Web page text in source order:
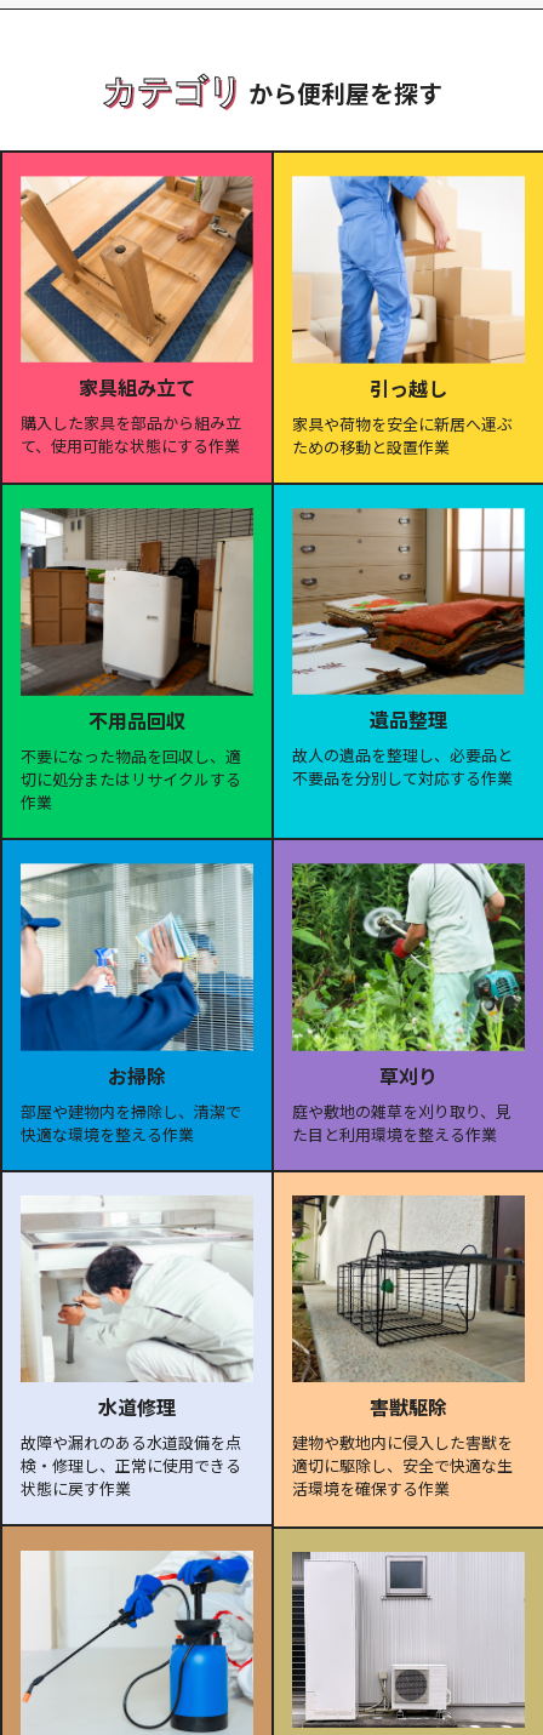
カテゴリ から便利屋を探す
家具組み立て
購入した家具を部品から組み立
て、使用可能な状態にする作業
引っ越し
家具や荷物を安全に新居へ運ぶ
ための移動と設置作業
不用品回収
不要になった物品を回収し、適
切に処分またはリサイクルする
作業
遺品整理
故人の遺品を整理し、必要品と
不要品を分別して対応する作業
お掃除
部屋や建物内を掃除し、清潔で
快適な環境を整える作業
草刈り
庭や敷地の雑草を刈り取り、見
た目と利用環境を整える作業
水道修理
故障や漏れのある水道設備を点
検・修理し、正常に使用できる
状態に戻す作業
害獣駆除
建物や敷地内に侵入した害獣を
適切に駆除し、安全で快適な生
活環境を確保する作業